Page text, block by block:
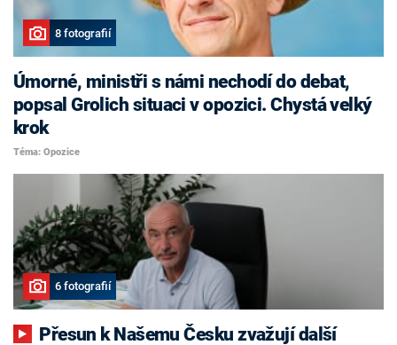
8 fotografií
Úmorné, ministři s námi nechodí do debat,
popsal Grolich situaci v opozici. Chystá velký
krok
Téma: Opozice
6 fotografií